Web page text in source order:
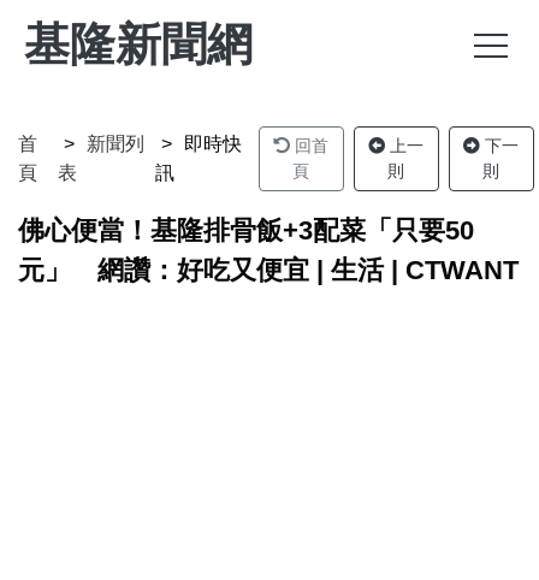
基隆新聞網
首
頁
新聞列
表
即時快
訊
回首
頁
上一
則
下一
則
佛心便當！基隆排骨飯+3配菜「只要50
元」 網讚：好吃又便宜 | 生活 | CTWANT